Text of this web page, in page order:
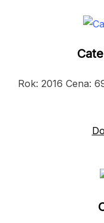
Rok: 2016 Cena: